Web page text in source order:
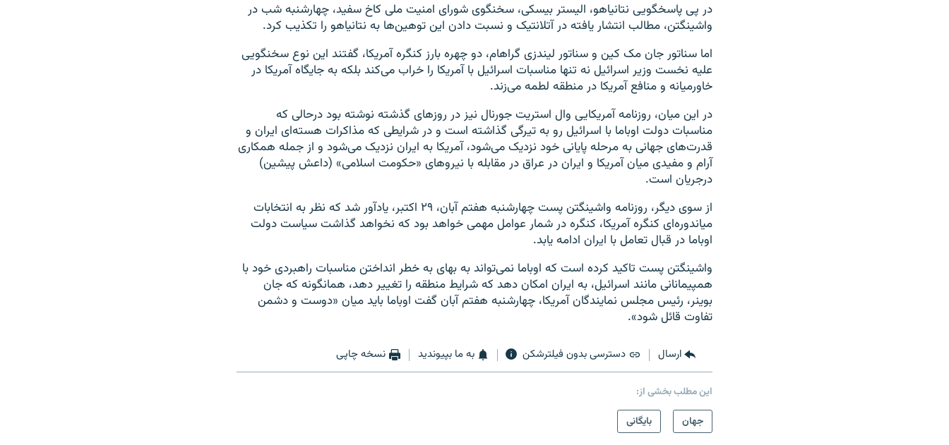
در پی پاسخگویی نتانیاهو، الیستر بیسکی، سخنگوی شورای امنیت ملی کاخ سفید، چهارشنبه شب در
واشینگتن، مطالب انتشار یافته در آتلانتیک و نسبت دادن این توهین‌ها به نتانیاهو را تکذیب کرد.
اما سناتور جان مک کین و سناتور لیندزی گراهام، دو چهره بارز کنگره آمریکا، گفتند این نوع سخنگویی
علیه نخست وزیر اسرائیل نه تنها مناسبات اسرائیل با آمریکا را خراب می‌کند بلکه به جایگاه آمریکا در
خاورمیانه و منافع آمریکا در منطقه لطمه می‌زند.
در این میان، روزنامه آمریکایی وال استریت جورنال نیز در روزهای گذشته نوشته بود درحالی که
مناسبات دولت اوباما با اسرائیل رو به تیرگی گذاشته است و در شرایطی که مذاکرات هسته‌ای ایران و
قدرت‌های جهانی به مرحله پایانی خود نزدیک می‌شود، آمریکا به ایران نزدیک می‌شود و از جمله همکاری
آرام و مفیدی میان آمریکا و ایران در عراق در مقابله با نیروهای «حکومت اسلامی» (داعش پیشین)
درجریان است.
از سوی دیگر، روزنامه واشینگتن پست چهارشنبه هفتم آبان، ۲۹ اکتبر، یادآور شد که نظر به انتخابات
میاندوره‌ای کنگره آمریکا، کنگره در شمار عوامل مهمی خواهد بود که نخواهد گذاشت سیاست دولت
اوباما در قبال تعامل با ایران ادامه یابد.
واشینگتن پست تاکید کرده است که اوباما نمی‌تواند به بهای به خطر انداختن مناسبات راهبردی خود با
همپیمانانی مانند اسرائیل، به ایران امکان دهد که شرایط منطقه را تغییر دهد، همانگونه که جان
بوینر، رئیس مجلس نمایندگان آمریکا، چهارشنبه هفتم آبان گفت اوباما باید میان «دوست و دشمن
تفاوت قائل شود».
ارسال دسترسی بدون فیلترشکن به ما بپیوندید نسخه چاپی
این مطلب بخشی از:
جهان
بایگانی